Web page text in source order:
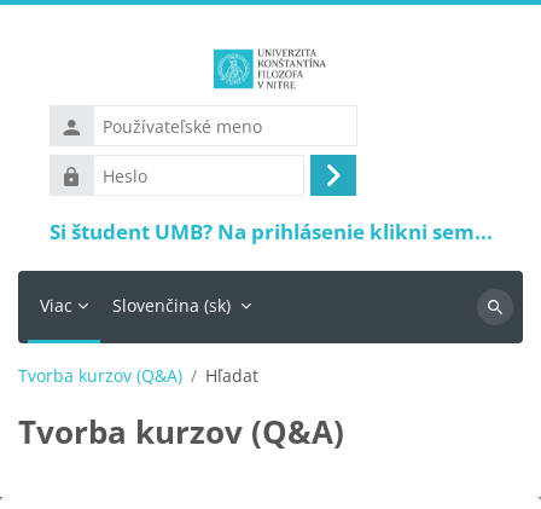
Používateľské
meno
Heslo
Prihlásiť
sa
Si študent UMB? Na prihlásenie klikni sem...
Viac Slovenčina ‎(sk)‎
Tvorba kurzov (Q&A) Hľadať
Tvorba kurzov (Q&A)